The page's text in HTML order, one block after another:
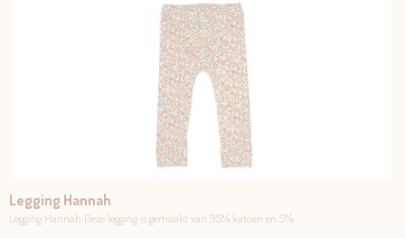
Legging Hannah
Legging Hannah Deze legging is gemaakt van 95% katoen en 5%…